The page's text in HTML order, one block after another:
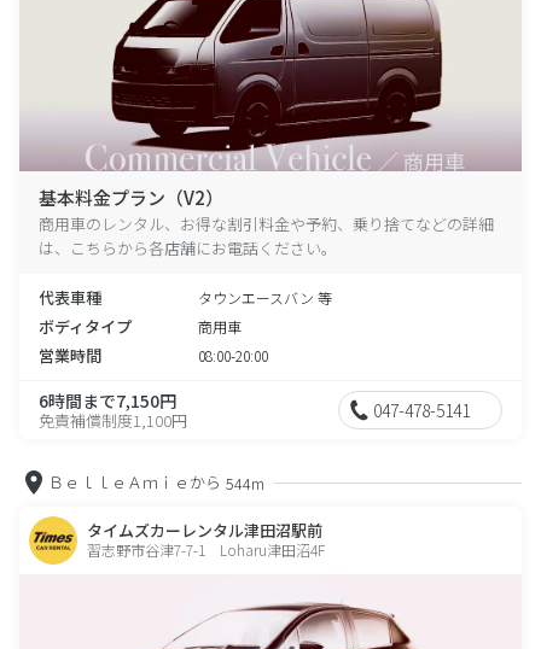
基本料金プラン（V2）
商用車のレンタル、お得な割引料金や予約、乗り捨てなどの詳細
は、こちらから各店舗にお電話ください。
代表車種 タウンエースバン 等
ボディタイプ 商用車
営業時間 08:00-20:00
6時間まで7,150円
免責補償制度1,100円 047-478-5141
ＢｅｌｌｅＡｍｉｅから 544m
タイムズカーレンタル津田沼駅前
習志野市谷津7-7-1 Loharu津田沼4F